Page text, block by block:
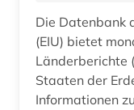
Die Datenbank
(EIU) bietet
Länderberichte
Staaten der
Informationen